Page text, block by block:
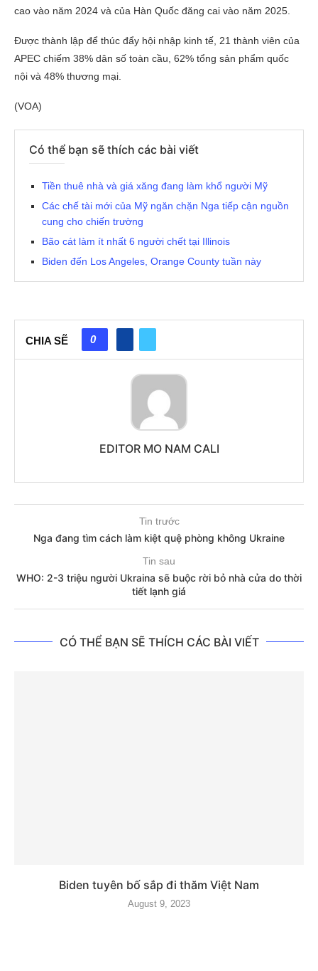
cao vào năm 2024 và của Hàn Quốc đăng cai vào năm 2025.
Được thành lập để thúc đẩy hội nhập kinh tế, 21 thành viên của
APEC chiếm 38% dân số toàn cầu, 62% tổng sản phẩm quốc
nội và 48% thương mại.
(VOA)
Có thể bạn sẽ thích các bài viết
Tiền thuê nhà và giá xăng đang làm khổ người Mỹ
Các chế tài mới của Mỹ ngăn chặn Nga tiếp cận nguồn
cung cho chiến trường
Bão cát làm ít nhất 6 người chết tại Illinois
Biden đến Los Angeles, Orange County tuần này
CHIA SẼ 0
EDITOR MO NAM CALI
Tin trước
Nga đang tìm cách làm kiệt quệ phòng không Ukraine
Tin sau
WHO: 2-3 triệu người Ukraina sẽ buộc rời bỏ nhà cửa do thời
tiết lạnh giá
CÓ THỂ BẠN SẼ THÍCH CÁC BÀI VIẾT
Biden tuyên bố sắp đi thăm Việt Nam
August 9, 2023